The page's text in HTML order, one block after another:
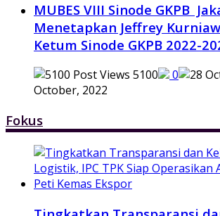
MUBES VIII Sinode GKPB
Menetapkan Jeffrey
Ketum Sinode GKPB 2022-
5100 0
October, 2022
Fokus